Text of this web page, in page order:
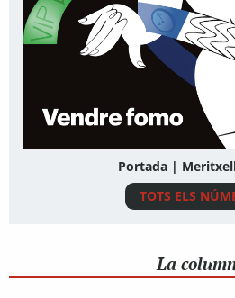
Portada |
TOTS ELS
La